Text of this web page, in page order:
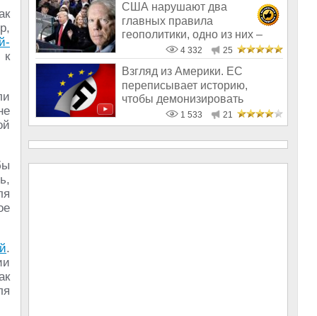
к
.
США нарушают два
главных правила
геополитики, одно из них –
никогда не воевать с Ро
4 332 25
Взгляд из Америки. ЕС
переписывает историю,
чтобы демонизировать
1 533 21